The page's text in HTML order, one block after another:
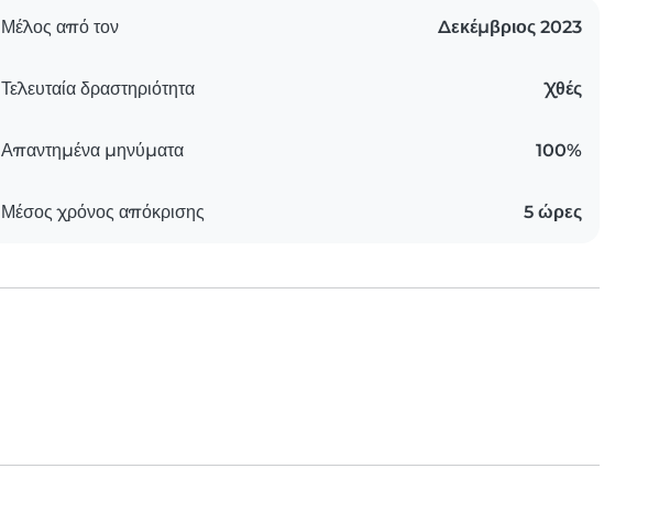
Μέλος από τον Δεκέμβριος 2023
Τελευταία δραστηριότητα Χθές
Απαντημένα μηνύματα 100%
Μέσος χρόνος απόκρισης 5 ώρες